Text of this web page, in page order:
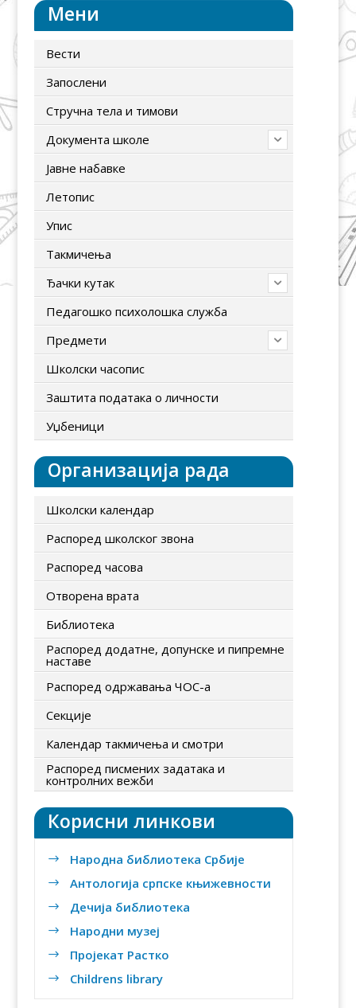
Мени
Вести
Запослени
Стручна тела и тимови
Документа школе
Јавне набавке
Летопис
Упис
Tакмичења
Ђачки кутак
Педагошко психолошка служба
Предмети
Школски часопис
Заштита података о личности
Уџбеници
Организација рада
Школски календар
Распоред школског звона
Распоред часова
Отворена врата
Библиотека
Распоред додатне, допунске и пипремне
наставе
Распоред одржавања ЧОС-а
Секције
Календар такмичења и смотри
Распоред писмених задатака и
контролних вежби
Корисни линкови
$ Народна библиотека Србије
$ Антологија српске књижевности
$ Дечија библиотека
$ Народни музеј
$ Пројекат Растко
$ Childrens library